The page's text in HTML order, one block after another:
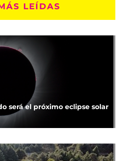
LEÍDAS
será el próximo eclipse solar